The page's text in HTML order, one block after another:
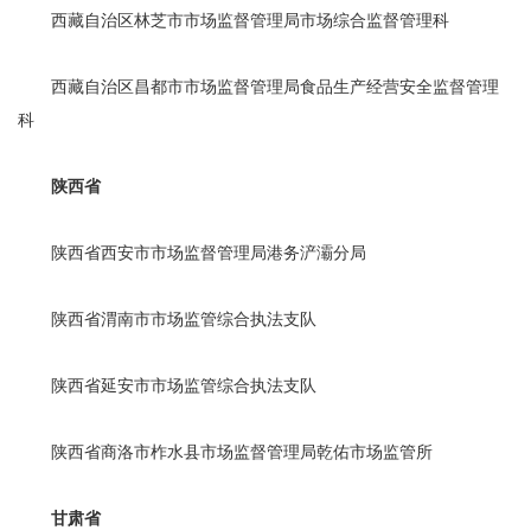
西藏自治区林芝市市场监督管理局市场综合监督管理科
西藏自治区昌都市市场监督管理局食品生产经营安全监督管理
科
陕西省
陕西省西安市市场监督管理局港务浐灞分局
陕西省渭南市市场监管综合执法支队
陕西省延安市市场监管综合执法支队
陕西省商洛市柞水县市场监督管理局乾佑市场监管所
甘肃省